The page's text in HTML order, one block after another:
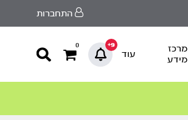
התחברות
מרכז
מידע
עוד
9+
0